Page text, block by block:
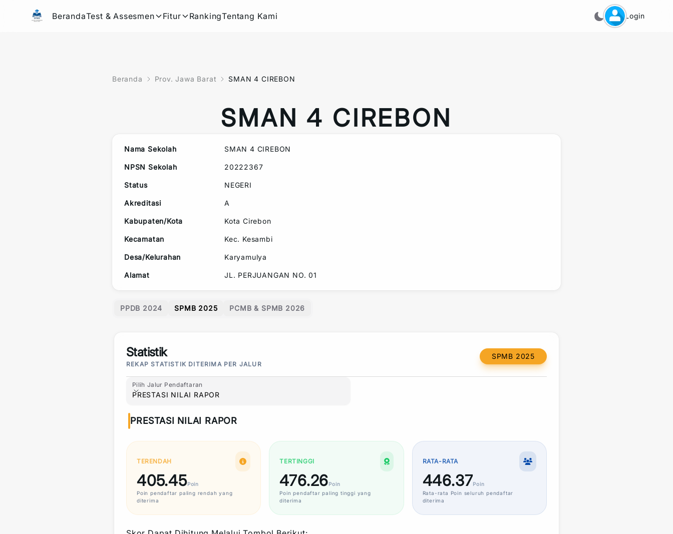
BerandaTest & Assesmen Fitur RankingTentang Kami Login
Beranda Prov. Jawa Barat SMAN 4 CIREBON
SMAN 4 CIREBON
Nama Sekolah SMAN 4 CIREBON
NPSN Sekolah 20222367
Status NEGERI
Akreditasi A
Kabupaten/Kota Kota Cirebon
Kecamatan Kec. Kesambi
Desa/Kelurahan Karyamulya
Alamat JL. PERJUANGAN NO. 01
PPDB 2024 SPMB 2025 PCMB & SPMB 2026
Statistik
REKAP STATISTIK DITERIMA PER JALUR
SPMB 2025
Pilih Jalur Pendaftaran
Pilih Jalur Pendaftaran
PRESTASI NILAI RAPOR
PRESTASI NILAI RAPOR
TERENDAH
405.45Poin
Poin pendaftar paling rendah yang
diterima
TERTINGGI
476.26Poin
Poin pendaftar paling tinggi yang
diterima
RATA-RATA
446.37Poin
Rata-rata Poin seluruh pendaftar
diterima